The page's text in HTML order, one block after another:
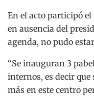
En el acto participó
en ausencia del
agenda, no pudo
“Se inauguran 3
internos, es decir que
más en este centro